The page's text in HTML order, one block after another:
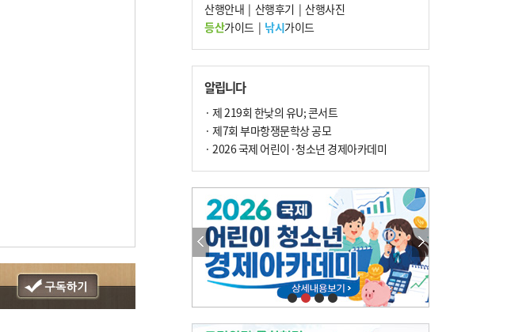
8
[속보] ‘심판 성접대’ 논란 축구협회 공식 사
과…“현재는 부적절 행위 없어”
전닉스 ETF 이후 발생"
산행안내 | 산행후기 | 산행사진
등산가이드| 낚시가이드
알립니다
· 제 219회 한낮의 유U; 콘서트
· 제7회 부마항쟁문학상 공모
· 2026 국제 어린이·청소년 경제아카데미